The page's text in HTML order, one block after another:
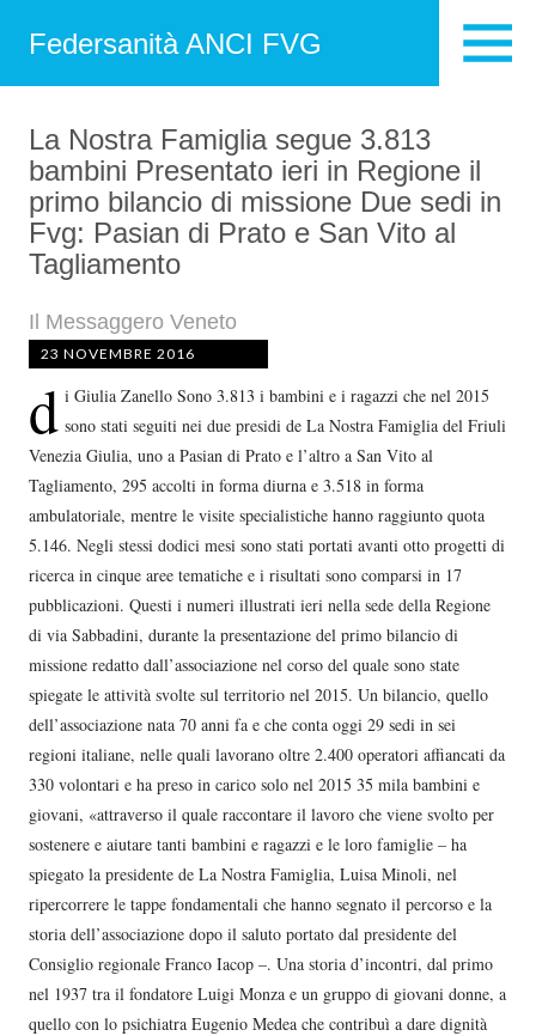
Federsanità ANCI FVG
La Nostra Famiglia segue 3.813
bambini Presentato ieri in Regione il
primo bilancio di missione Due sedi in
Fvg: Pasian di Prato e San Vito al
Tagliamento
Il Messaggero Veneto
23 NOVEMBRE 2016
d i Giulia Zanello Sono 3.813 i bambini e i ragazzi che nel 2015
sono stati seguiti nei due presidi de La Nostra Famiglia del Friuli
Venezia Giulia, uno a Pasian di Prato e l’altro a San Vito al
Tagliamento, 295 accolti in forma diurna e 3.518 in forma
ambulatoriale, mentre le visite specialistiche hanno raggiunto quota
5.146. Negli stessi dodici mesi sono stati portati avanti otto progetti di
ricerca in cinque aree tematiche e i risultati sono comparsi in 17
pubblicazioni. Questi i numeri illustrati ieri nella sede della Regione
di via Sabbadini, durante la presentazione del primo bilancio di
missione redatto dall’associazione nel corso del quale sono state
spiegate le attività svolte sul territorio nel 2015. Un bilancio, quello
dell’associazione nata 70 anni fa e che conta oggi 29 sedi in sei
regioni italiane, nelle quali lavorano oltre 2.400 operatori affiancati da
330 volontari e ha preso in carico solo nel 2015 35 mila bambini e
giovani, «attraverso il quale raccontare il lavoro che viene svolto per
sostenere e aiutare tanti bambini e ragazzi e le loro famiglie – ha
spiegato la presidente de La Nostra Famiglia, Luisa Minoli, nel
ripercorrere le tappe fondamentali che hanno segnato il percorso e la
storia dell’associazione dopo il saluto portato dal presidente del
Consiglio regionale Franco Iacop –. Una storia d’incontri, dal primo
nel 1937 tra il fondatore Luigi Monza e un gruppo di giovani donne, a
quello con lo psichiatra Eugenio Medea che contribuì a dare dignità